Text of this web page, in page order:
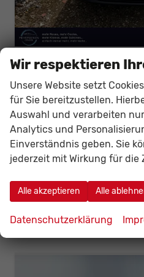
Nissan Qashqai
unverbindliche Lieferzeit: 10 Tage
Fahrzeugnr. 140644
Kraftstoff Benzin
Leistung 116 kW (158 PS)
30.405,– €
Verbrauch kombiniert:
CO -Klasse: E
CO2-Emissionen:141,00
Wir respektieren
Unsere Website setzt
für Sie bereitzustellen.
Auswahl und verarbeiten
Analytics und
Einverständnis geben. Sie
jederzeit mit Wirkung für
Alle akzeptieren Alle
Datenschutzerklärung